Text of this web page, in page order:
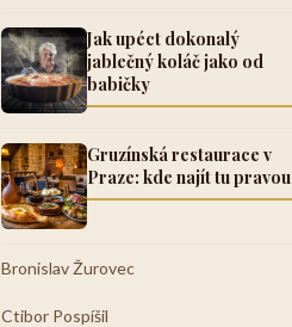
Jak upéct dokonalý
jablečný koláč jako od
babičky
Gruzínská restaurace v
Praze: kde najít tu pravou
Bronislav Žurovec
Ctibor Pospíšil